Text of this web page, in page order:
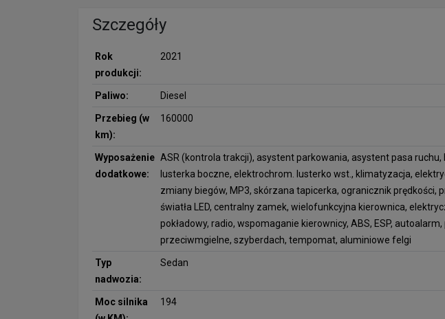
Szczegóły
Rok
produkcji:
2021
Paliwo: Diesel
Przebieg (w
km):
160000
Wyposażenie
dodatkowe:
ASR (kontrola trakcji), asystent parkowania, asystent pasa
lusterka boczne, elektrochrom. lusterko wst., klimatyzacja,
zmiany biegów, MP3, skórzana tapicerka, ogranicznik
światła LED, centralny zamek, wielofunkcyjna kierownica,
pokładowy, radio, wspomaganie kierownicy, ABS, ESP,
przeciwmgielne, szyberdach, tempomat, aluminiowe felgi
Typ
nadwozia:
Sedan
Moc silnika
194